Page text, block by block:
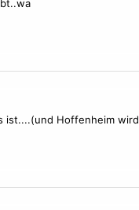
ist....(und Hoffenheim